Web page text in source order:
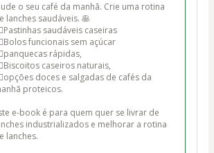
o seu café da manhã. Crie uma rotina
lanches saudáveis. 🥞
saudáveis caseiras
funcionais sem açúcar
rápidas,
caseiros naturais,
doces e salgadas de cafés da
proteicos.
e-book é para quem quer se livrar de
industrializados e melhorar a rotina
lanches.